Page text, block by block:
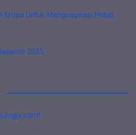
Eropa Untuk Menginspirasi Hidup
2025